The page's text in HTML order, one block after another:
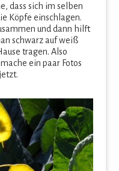
dass sich im selben
Köpfe einschlagen.
und dann hilft
schwarz auf weiß
tragen. Also
ein paar Fotos